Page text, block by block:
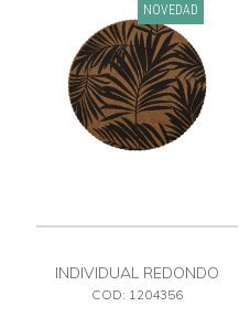
NOVEDAD
INDIVIDUAL REDONDO
ESTAMPADO
COD: 1204356